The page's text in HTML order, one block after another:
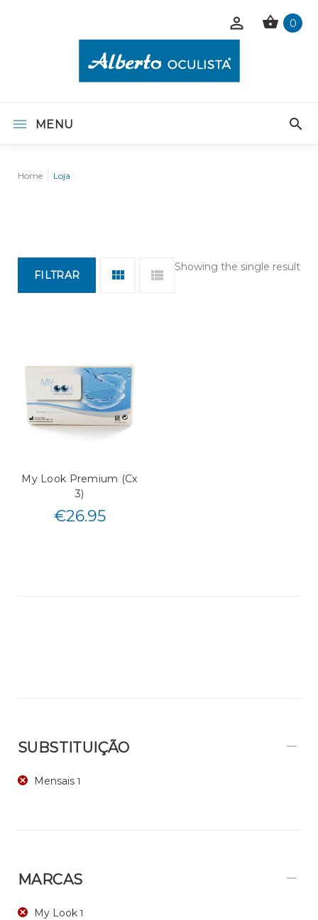
0
MENU
Home Loja
Showing the single result
FILTRAR
My Look Premium (Cx
3)
€26.95
SUBSTITUIÇÃO
Mensais 1
MARCAS
My Look 1